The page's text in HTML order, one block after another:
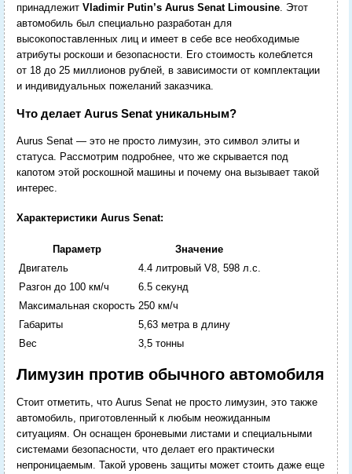
принадлежит Vladimir Putin’s Aurus Senat Limousine. Этот
автомобиль был специально разработан для
высокопоставленных лиц и имеет в себе все необходимые
атрибуты роскоши и безопасности. Его стоимость колеблется
от 18 до 25 миллионов рублей, в зависимости от комплектации
и индивидуальных пожеланий заказчика.
Что делает Aurus Senat уникальным?
Aurus Senat — это не просто лимузин, это символ элиты и
статуса. Рассмотрим подробнее, что же скрывается под
капотом этой роскошной машины и почему она вызывает такой
интерес.
Характеристики Aurus Senat:
Параметр
Значение
Двигатель
4.4 литровый V8, 598 л.с.
Разгон до 100 км/ч
6.5 секунд
Максимальная скорость 250 км/ч
Габариты
5,63 метра в длину
Вес
3,5 тонны
Лимузин против обычного автомобиля
Стоит отметить, что Aurus Senat не просто лимузин, это также
автомобиль, приготовленный к любым неожиданным
ситуациям. Он оснащен броневыми листами и специальными
системами безопасности, что делает его практически
непроницаемым. Такой уровень защиты может стоить даже еще